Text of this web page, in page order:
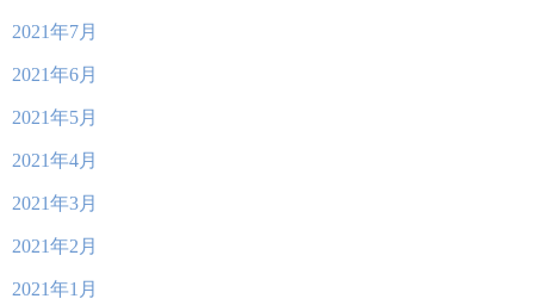
2021年7月
2021年6月
2021年5月
2021年4月
2021年3月
2021年2月
2021年1月